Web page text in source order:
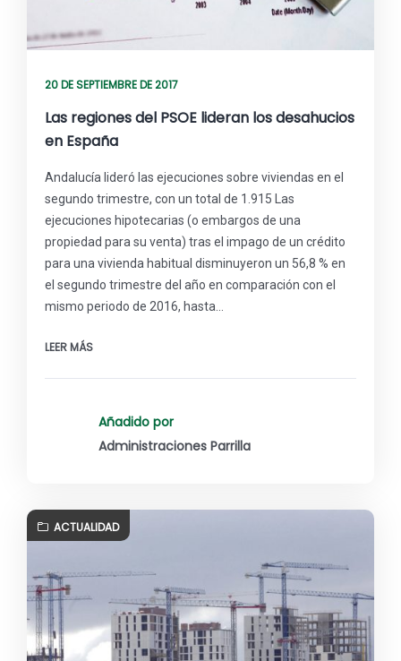
20 DE SEPTIEMBRE DE 2017
Las regiones del PSOE lideran los desahucios
en España
Andalucía lideró las ejecuciones sobre viviendas en el
segundo trimestre, con un total de 1.915 Las
ejecuciones hipotecarias (o embargos de una
propiedad para su venta) tras el impago de un crédito
para una vivienda habitual disminuyeron un 56,8 % en
el segundo trimestre del año en comparación con el
mismo periodo de 2016, hasta…
LEER MÁS
Añadido por
Administraciones Parrilla
ACTUALIDAD